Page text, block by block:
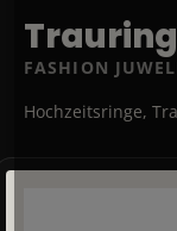
FASHION
Hochzeitsringe,
Bildergalerie